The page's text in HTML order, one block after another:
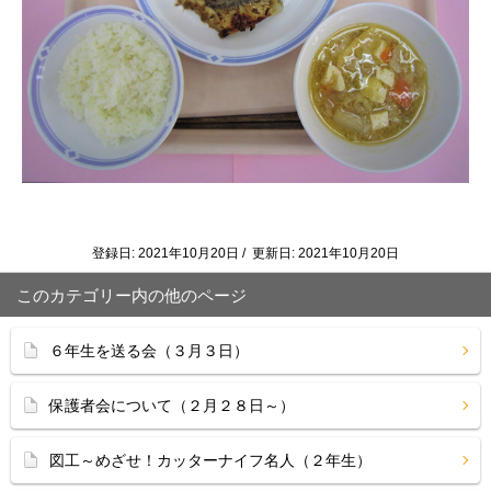
登録日: 2021年10月20日 / 更新日: 2021年10月20日
このカテゴリー内の他のページ
６年生を送る会（３月３日）
保護者会について（２月２８日～）
図工～めざせ！カッターナイフ名人（２年生）